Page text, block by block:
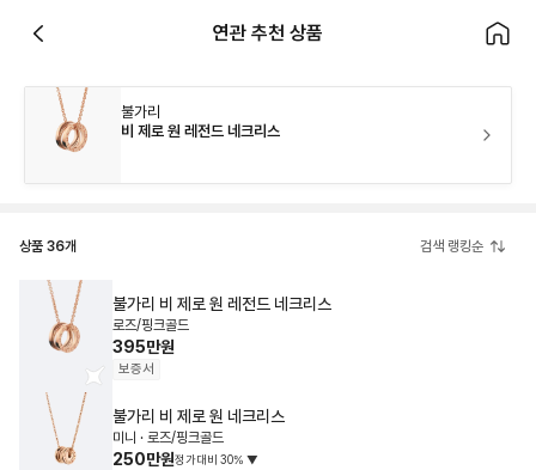
연관 추천 상품
불가리
비 제로 원 레전드 네크리스
상품 36개 검색 랭킹순
불가리 비 제로 원 레전드 네크리스
로즈/핑크골드
395만원
보증서
불가리 비 제로 원 네크리스
미니 · 로즈/핑크골드
250만원정가대비 30% ▼